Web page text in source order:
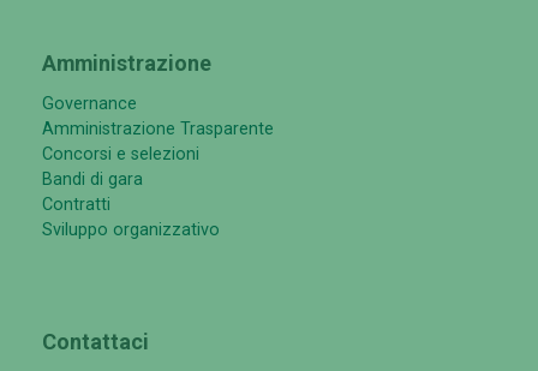
Amministrazione
Governance
Amministrazione Trasparente
Concorsi e selezioni
Bandi di gara
Contratti
Sviluppo organizzativo
Contattaci